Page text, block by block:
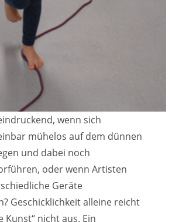
wenn sich
mühelos auf dem dünnen
und dabei noch
oder wenn Artisten
Geräte
Geschicklichkeit alleine reicht
Kunst“ nicht aus. Ein